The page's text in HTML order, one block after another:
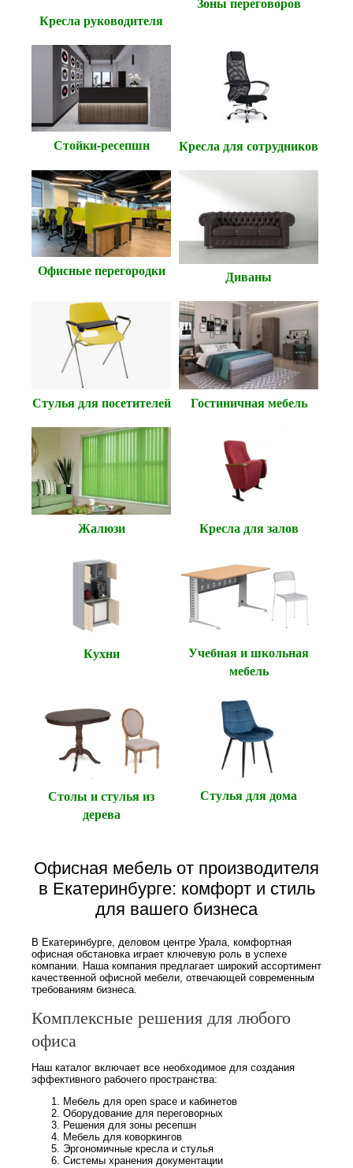
Кресла руководителя
Стойки-ресепшн Кресла для сотрудников
Офисные перегородки Диваны
Стулья для посетителей Гостиничная мебель
Жалюзи Кресла для залов
Кухни
Учебная и школьная
мебель
Столы и стулья из
дерева
Стулья для дома
Офисная мебель от производителя
в Екатеринбурге: комфорт и стиль
для вашего бизнеса
В Екатеринбурге, деловом центре Урала, комфортная
офисная обстановка играет ключевую роль в успехе
компании. Наша компания предлагает широкий ассортимент
качественной офисной мебели, отвечающей современным
требованиям бизнеса.
Комплексные решения для любого
офиса
Наш каталог включает все необходимое для создания
эффективного рабочего пространства:
Мебель для open space и кабинетов
Оборудование для переговорных
Решения для зоны ресепшн
Мебель для коворкингов
Эргономичные кресла и стулья
Системы хранения документации